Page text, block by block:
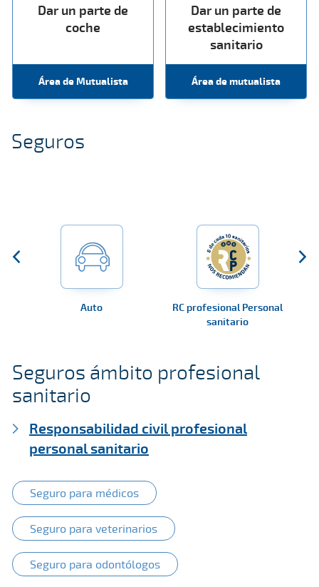
Dar un parte de
coche
Área de Mutualista
Dar un parte de
establecimiento
sanitario
Área de mutualista
Seguros
Auto
RC profesional Personal
sanitario
Seguros ámbito profesional
sanitario
Responsabilidad civil profesional
personal sanitario
Seguro para médicos
Seguro para veterinarios
Seguro para odontólogos